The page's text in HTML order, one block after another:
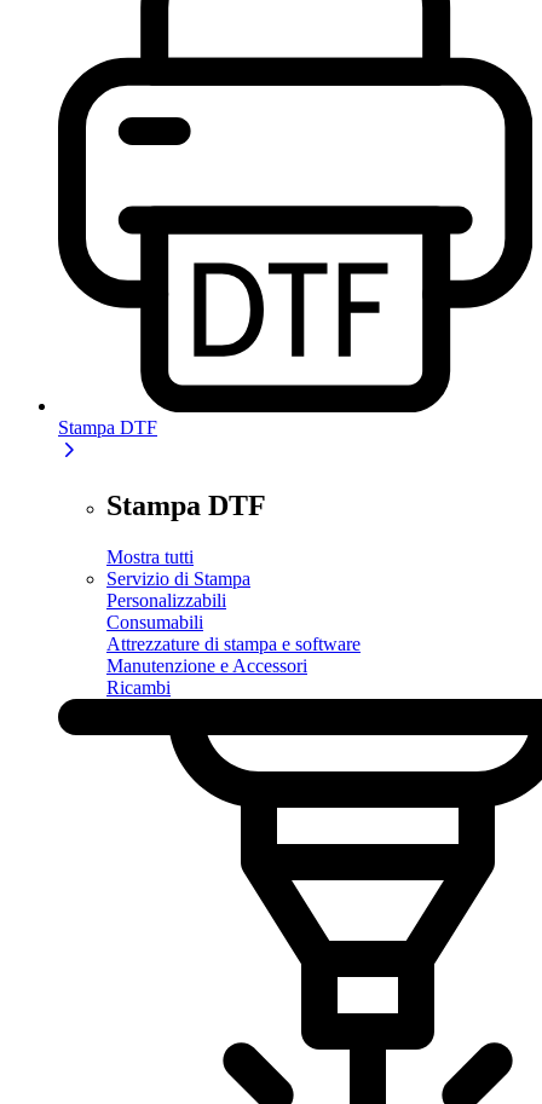
Stampa DTF
Stampa DTF
Mostra tutti
Servizio di Stampa
Personalizzabili
Consumabili
Attrezzature di stampa e software
Manutenzione e Accessori
Ricambi